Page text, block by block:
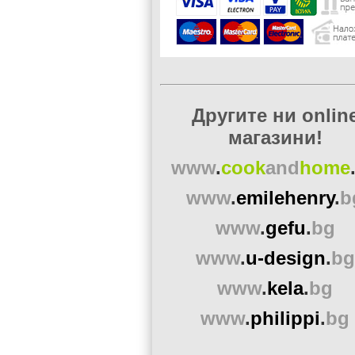
Другите ни
магазини!
www.cookandhome.
www.emilehenry.
www.gefu.bg
www.u-design.bg
www.kela.bg
www.philippi.bg